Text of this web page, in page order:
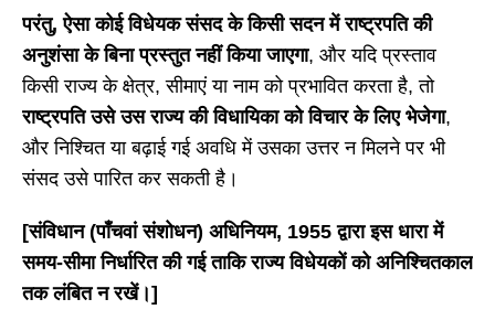
परंतु, ऐसा कोई विधेयक संसद के किसी सदन में राष्ट्रपति की
अनुशंसा के बिना प्रस्तुत नहीं किया जाएगा, और यदि प्रस्ताव
किसी राज्य के क्षेत्र, सीमाएं या नाम को प्रभावित करता है, तो
राष्ट्रपति उसे उस राज्य की विधायिका को विचार के लिए भेजेगा,
और निश्चित या बढ़ाई गई अवधि में उसका उत्तर न मिलने पर भी
संसद उसे पारित कर सकती है।
[संविधान (पाँचवां संशोधन) अधिनियम, 1955 द्वारा इस धारा में
समय-सीमा निर्धारित की गई ताकि राज्य विधेयकों को अनिश्चितकाल
तक लंबित न रखें।]